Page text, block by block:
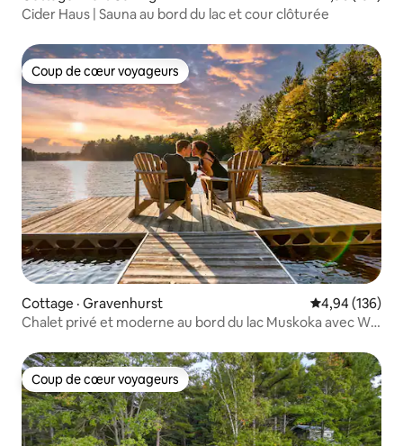
Cider Haus | Sauna au bord du lac et cour clôturée
Coup de cœur voyageurs
Coup de cœur voyageurs
Cottage · Gravenhurst Note
4,94 (136)
Chalet privé et moderne au bord du lac Muskoka avec Wi-
Coup de cœur voyageurs
Coup de cœur voyageurs